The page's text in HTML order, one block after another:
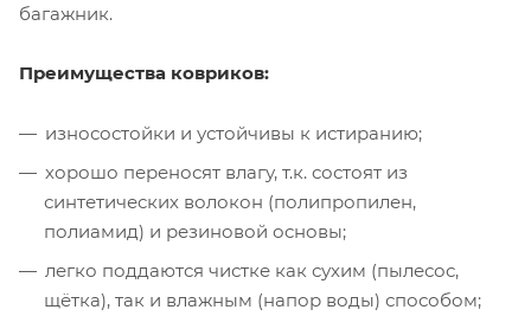
багажник.
Преимущества ковриков:
износостойки и устойчивы к истиранию;
хорошо переносят влагу, т.к. состоят из
синтетических волокон (полипропилен,
полиамид) и резиновой основы;
легко поддаются чистке как сухим (пылесос,
щётка), так и влажным (напор воды) способом;